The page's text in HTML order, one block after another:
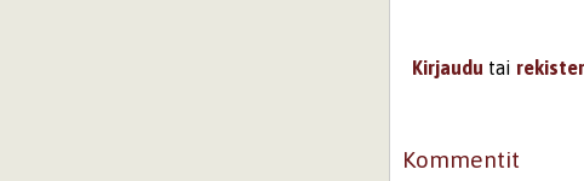
Kirjaudu tai
Kommentit